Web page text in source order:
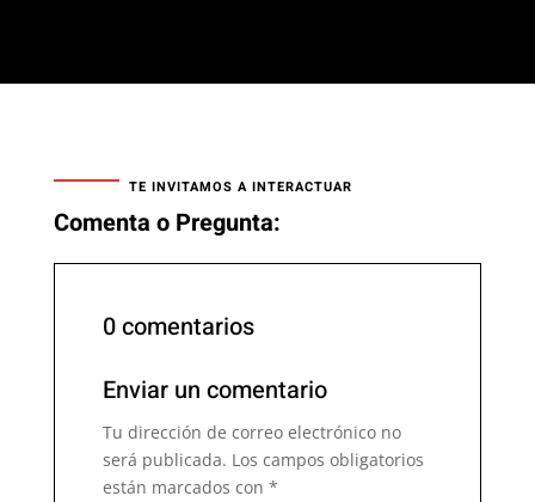
TE INVITAMOS A INTERACTUAR
Comenta o Pregunta:
0 comentarios
Enviar un comentario
Tu dirección de correo electrónico no
será publicada. Los campos obligatorios
están marcados con *